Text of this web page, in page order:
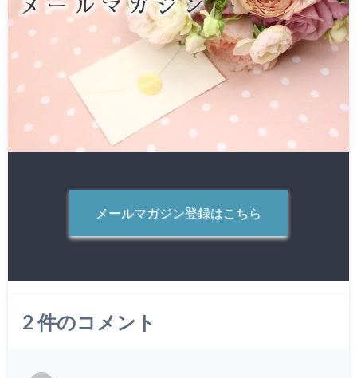
メールマガジン登録はこちら
2 件のコメント